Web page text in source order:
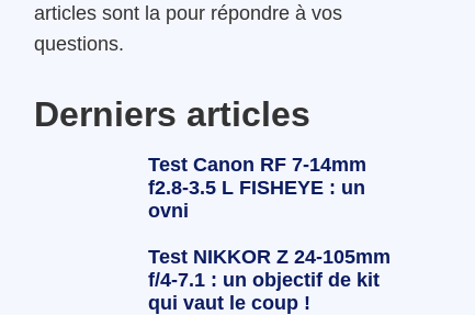
articles sont la pour répondre à vos
questions.
Derniers articles
Test Canon RF 7-14mm
f2.8-3.5 L FISHEYE : un
ovni
Test NIKKOR Z 24-105mm
f/4-7.1 : un objectif de kit
qui vaut le coup !